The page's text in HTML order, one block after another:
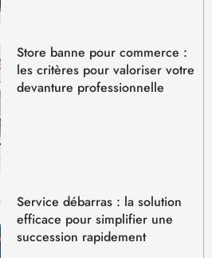
Store banne pour commerce :
les critères pour valoriser votre
devanture professionnelle
Service débarras : la solution
efficace pour simplifier une
succession rapidement